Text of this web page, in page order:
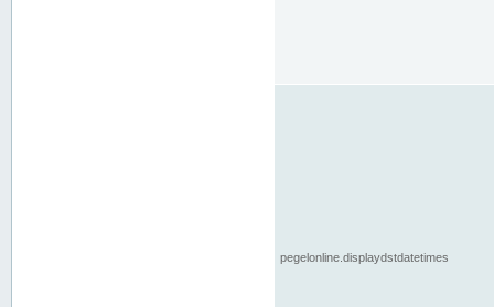
pegelonline.displaydstdatetimes